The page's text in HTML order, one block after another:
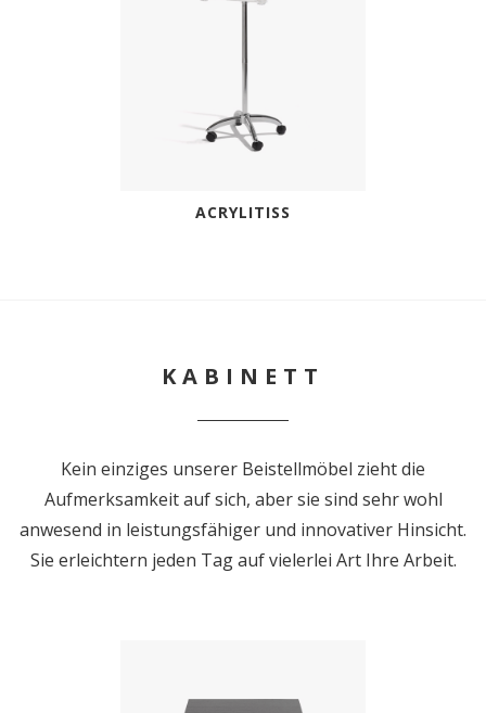
ACRYLITISS
KABINETT
Kein einziges unserer Beistellmöbel zieht die
Aufmerksamkeit auf sich, aber sie sind sehr wohl
anwesend in leistungsfähiger und innovativer Hinsicht.
Sie erleichtern jeden Tag auf vielerlei Art Ihre Arbeit.